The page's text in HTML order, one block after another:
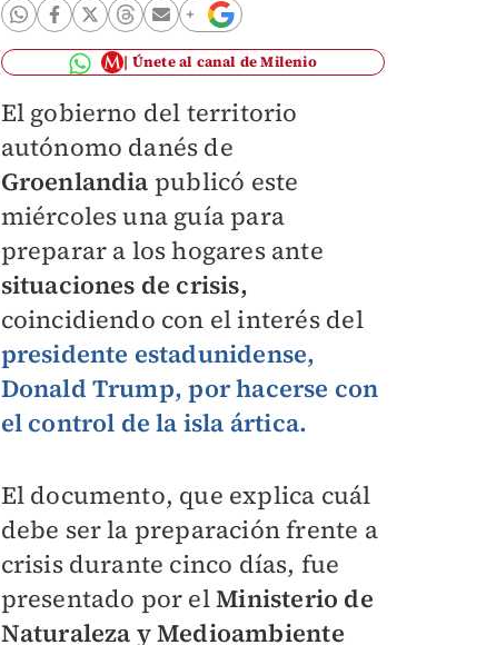
Únete al canal de Milenio
El gobierno del territorio
autónomo danés de
Groenlandia publicó este
miércoles una guía para
preparar a los hogares ante
situaciones de crisis,
coincidiendo con el interés del
presidente estadunidense,
Donald Trump, por hacerse con
el control de la isla ártica.
El documento, que explica cuál
debe ser la preparación frente a
crisis durante cinco días, fue
presentado por elMinisterio de
Naturaleza y Medioambiente